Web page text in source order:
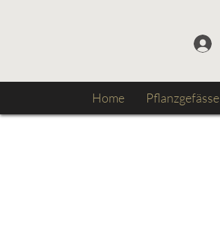
Home Pflanzgefässe